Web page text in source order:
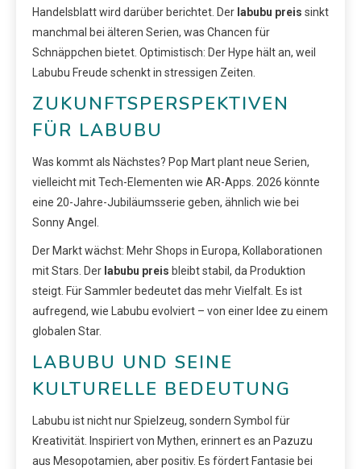
Handelsblatt wird darüber berichtet. Der labubu preis sinkt
manchmal bei älteren Serien, was Chancen für
Schnäppchen bietet. Optimistisch: Der Hype hält an, weil
Labubu Freude schenkt in stressigen Zeiten.
ZUKUNFTSPERSPEKTIVEN
FÜR LABUBU
Was kommt als Nächstes? Pop Mart plant neue Serien,
vielleicht mit Tech-Elementen wie AR-Apps. 2026 könnte
eine 20-Jahre-Jubiläumsserie geben, ähnlich wie bei
Sonny Angel.
Der Markt wächst: Mehr Shops in Europa, Kollaborationen
mit Stars. Der labubu preis bleibt stabil, da Produktion
steigt. Für Sammler bedeutet das mehr Vielfalt. Es ist
aufregend, wie Labubu evolviert – von einer Idee zu einem
globalen Star.
LABUBU UND SEINE
KULTURELLE BEDEUTUNG
Labubu ist nicht nur Spielzeug, sondern Symbol für
Kreativität. Inspiriert von Mythen, erinnert es an Pazuzu
aus Mesopotamien, aber positiv. Es fördert Fantasie bei